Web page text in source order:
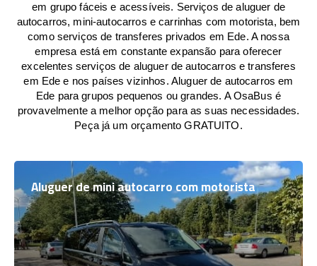
em grupo fáceis e acessíveis. Serviços de aluguer de
autocarros, mini-autocarros e carrinhas com motorista, bem
como serviços de transferes privados em Ede. A nossa
empresa está em constante expansão para oferecer
excelentes serviços de aluguer de autocarros e transferes
em Ede e nos países vizinhos. Aluguer de autocarros em
Ede para grupos pequenos ou grandes. A OsaBus é
provavelmente a melhor opção para as suas necessidades.
Peça já um orçamento GRATUITO.
Aluguer de mini autocarro com motorista